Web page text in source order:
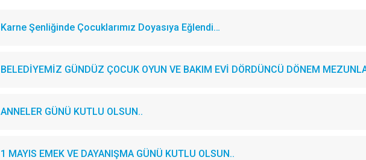
Karne Şenliğinde Çocuklarımız Doyasıya Eğlendi…
BELEDİYEMİZ GÜNDÜZ ÇOCUK OYUN VE BAKIM EVİ DÖRDÜNCÜ DÖNEM
ANNELER GÜNÜ KUTLU OLSUN..
1 MAYIS EMEK VE DAYANIŞMA GÜNÜ KUTLU OLSUN..